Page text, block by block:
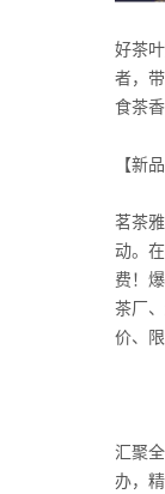
好茶
者，
食茶
【新
茗茶
动。
费！
茶厂
价、
汇聚
办，